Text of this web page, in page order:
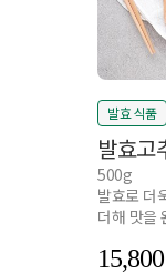
발효 식품
발효고
500g
발효로 더
더해 맛을
15,800